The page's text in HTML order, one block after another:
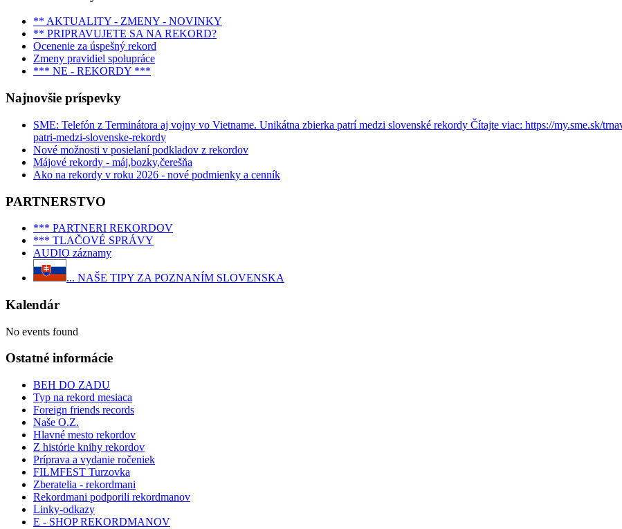
** AKTUALITY - ZMENY - NOVINKY
** PRIPRAVUJETE SA NA REKORD?
Ocenenie za úspešný rekord
Zmeny pravidiel spolupráce
*** NE - REKORDY ***
Najnovšie príspevky
SME: Telefón z Terminátora aj vojny vo Vietname. Unikátna zbierka patrí medzi slovenské rekordy Čítajte viac: https://my.sme.sk/
patri-medzi-slovenske-rekordy
Nové možnosti v posielaní podkladov z rekordov
Májové rekordy - máj,bozky,čerešňa
Ako na rekordy v roku 2026 - nové podmienky a cenník
PARTNERSTVO
*** PARTNERI REKORDOV
*** TLAČOVÉ SPRÁVY
AUDIO záznamy
... NAŠE TIPY ZA POZNANÍM SLOVENSKA
Kalendár
No events found
Ostatné informácie
BEH DO ZADU
Typ na rekord mesiaca
Foreign friends records
Naše O.Z.
Hlavné mesto rekordov
Z histórie knihy rekordov
Príprava a vydanie ročeniek
FILMFEST Turzovka
Zberatelia - rekordmani
Rekordmani podporili rekordmanov
Linky-odkazy
E - SHOP REKORDMANOV